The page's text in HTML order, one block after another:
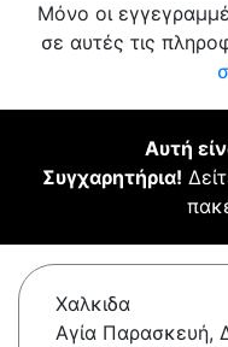
Μόνο οι
σε αυτές τις
Αυτή
Συγχαρητήρια!
Χαλκιδα
Αγία Παρασκευή,